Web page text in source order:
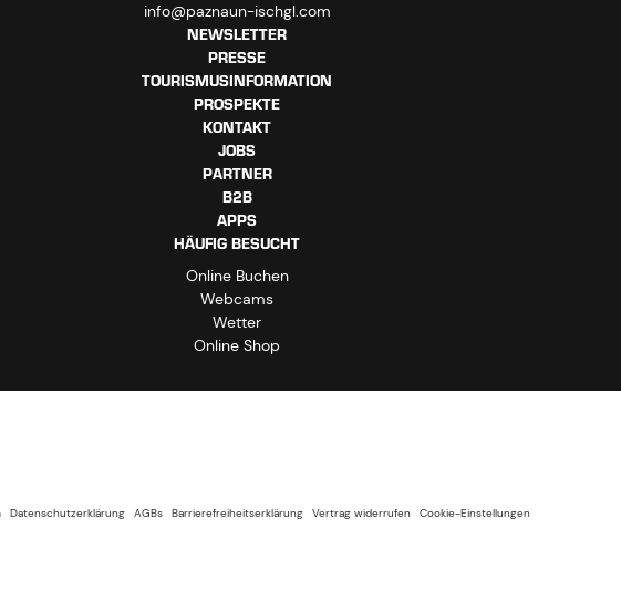
info@paznaun-ischgl.com
NEWSLETTER
PRESSE
TOURISMUSINFORMATION
PROSPEKTE
KONTAKT
JOBS
PARTNER
B2B
APPS
HÄUFIG BESUCHT
Online Buchen
Webcams
Wetter
Online Shop
Datenschutzerklärung AGBs Barrierefreiheitserklärung Vertrag widerrufen Cookie-Einstellungen